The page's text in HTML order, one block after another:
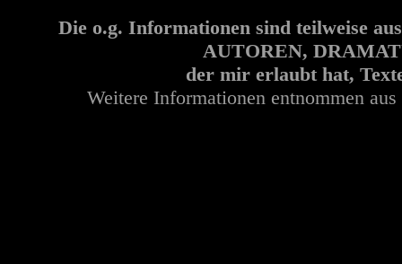
Die o.g. Informationen sind teilweise
AUTOREN,
der mir erlaubt hat,
Weitere Informationen entnommen aus